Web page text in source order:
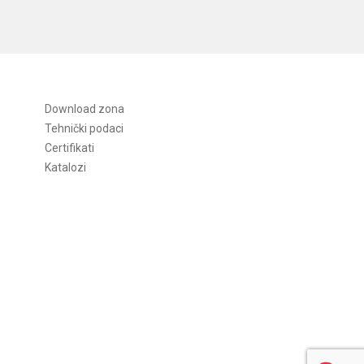
Download zona
Tehnički podaci
Certifikati
Katalozi